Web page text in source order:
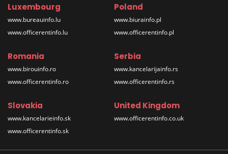
Luxembourg
www.bureauinfo.lu
www.officerentinfo.lu
Poland
www.biurainfo.pl
www.officerentinfo.pl
Romania
www.birouinfo.ro
www.officerentinfo.ro
Serbia
www.kancelarijainfo.rs
www.officerentinfo.rs
Slovakia
www.kancelarieinfo.sk
www.officerentinfo.sk
United Kingdom
www.officerentinfo.co.uk